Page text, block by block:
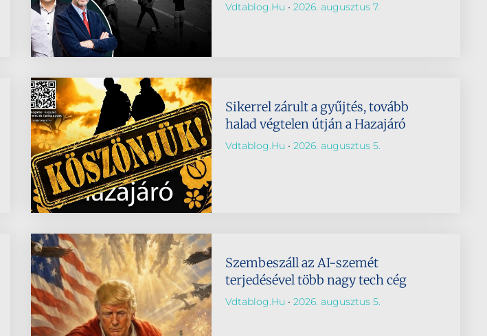
Vdtablog.hu 2026. augusztus 7.
Sikerrel zárult a gyűjtés, tovább
halad végtelen útján a Hazajáró
Vdtablog.hu 2026. augusztus 5.
Szembeszáll az AI-szemét
terjedésével több nagy tech cég
Vdtablog.hu 2026. augusztus 5.